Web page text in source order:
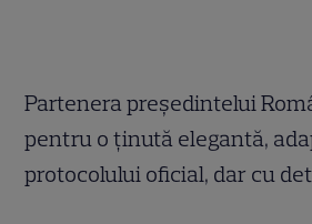
Partenera președintelui
pentru o ținută elegantă,
protocolului oficial, dar cu